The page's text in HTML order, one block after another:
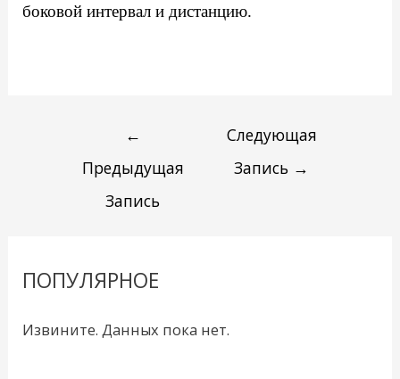
боковой интервал и дистанцию.
←
Предыдущая
Запись
Следующая
Запись →
ПОПУЛЯРНОЕ
Извините. Данных пока нет.